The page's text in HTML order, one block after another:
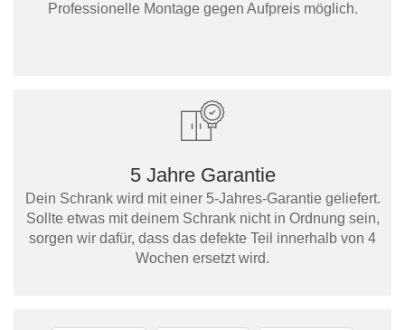
Professionelle Montage gegen Aufpreis möglich.
5 Jahre Garantie
Dein Schrank wird mit einer 5-Jahres-Garantie geliefert.
Sollte etwas mit deinem Schrank nicht in Ordnung sein,
sorgen wir dafür, dass das defekte Teil innerhalb von 4
Wochen ersetzt wird.